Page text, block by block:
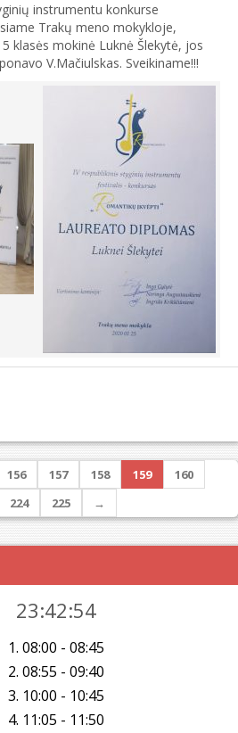
instrumentu konkurse
Trakų meno mokykloje,
klasės mokinė Luknė Šlekytė, jos
V.Mačiulskas. Sveikiname!!!
156 157 158 159
160
224 225 →
23:42:55
1. 08:00 - 08:45
2. 08:55 - 09:40
3. 10:00 - 10:45
4. 11:05 - 11:50